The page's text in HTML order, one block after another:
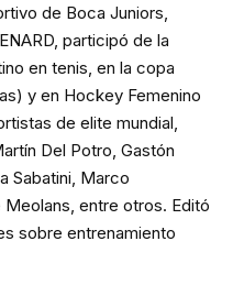
de Boca Juniors,
participó de la
en tenis, en la copa
y en Hockey Femenino
de elite mundial,
Del Potro, Gastón
Sabatini, Marco
entre otros. Editó
sobre entrenamiento